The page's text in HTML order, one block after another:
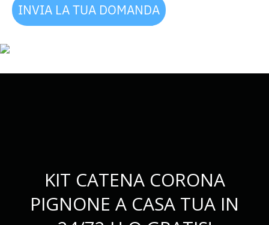
INVIA LA TUA DOMANDA
KIT CATENA CORONA
PIGNONE A CASA TUA IN